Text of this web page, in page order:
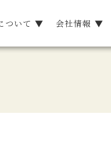
ついて ▼ 会社情報 ▼